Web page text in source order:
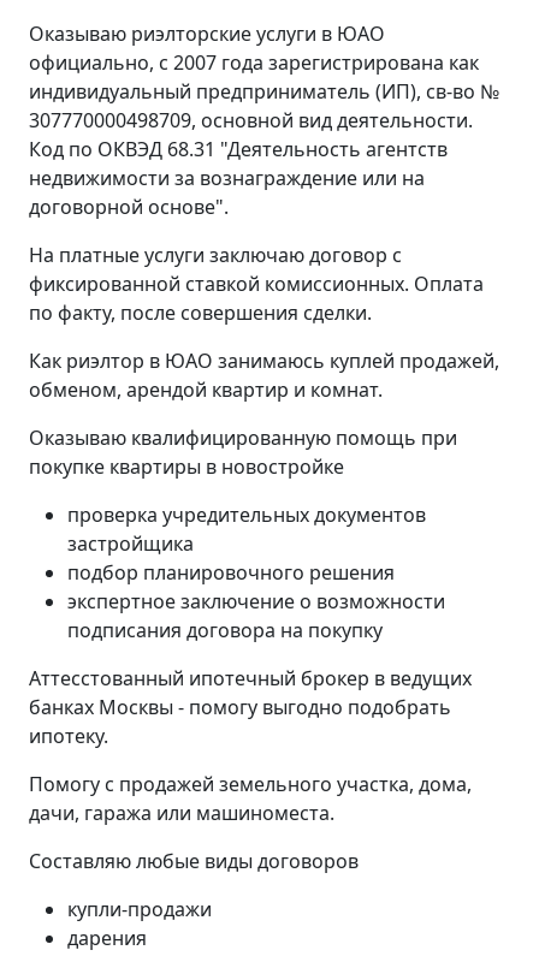
Оказываю риэлторские услуги в ЮАО
официально, с 2007 года зарегистрирована как
индивидуальный предприниматель (ИП), св-во №
307770000498709, основной вид деятельности.
Код по ОКВЭД 68.31 "Деятельность агентств
недвижимости за вознаграждение или на
договорной основе".
На платные услуги заключаю договор с
фиксированной ставкой комиссионных. Оплата
по факту, после совершения сделки.
Как риэлтор в ЮАО занимаюсь куплей продажей,
обменом, арендой квартир и комнат.
Оказываю квалифицированную помощь при
покупке квартиры в новостройке
проверка учредительных документов
застройщика
подбор планировочного решения
экспертное заключение о возможности
подписания договора на покупку
Аттесстованный ипотечный брокер в ведущих
банках Москвы - помогу выгодно подобрать
ипотеку.
Помогу с продажей земельного участка, дома,
дачи, гаража или машиноместа.
Составляю любые виды договоров
купли-продажи
дарения